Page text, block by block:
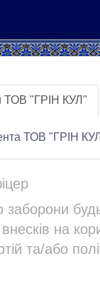
ТОВ "ГРІН КУЛ"
ТОВ "ГРІН
заборони
на
та/або